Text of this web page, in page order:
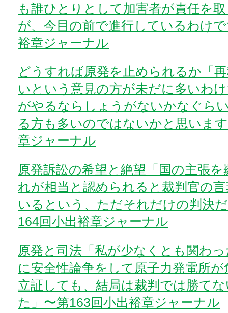
も誰ひとりとして加害者が責任を
が、今目の前で進行しているわけ
裕章ジャーナル
どうすれば原発を止められるか「
いという意見の方が未だに多いわ
がやるならしょうがないかなぐら
る方も多いのではないかと思いま
章ジャーナル
原発訴訟の希望と絶望「国の主張
れが相当と認められると裁判官の
いるという、ただそれだけの判決
164回小出裕章ジャーナル
原発と司法「私が少なくとも関わ
に安全性論争をして原子力発電所
立証しても、結局は裁判では勝て
た」〜第163回小出裕章ジャーナル